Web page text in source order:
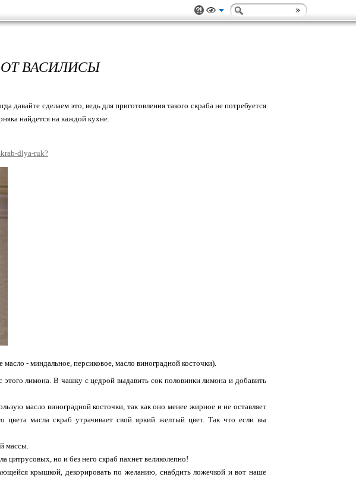
ВАСИЛИСЫ
давайте сделаем это, ведь для приготовления такого скраба не потребуется
найдется на каждой кухне.
dlya-ruk?
- миндальное, персиковое, масло виноградной косточки).
лимона. В чашку с цедрой выдавить сок половинки лимона и добавить
масло виноградной косточки, так как оно менее жирное и не оставляет
масла скраб утрачивает свой яркий желтый цвет. Так что если вы
массы.
цитрусовых, но и без него скраб пахнет великолепно!
крышкой, декорировать по желанию, снабдить ложечкой и вот наше